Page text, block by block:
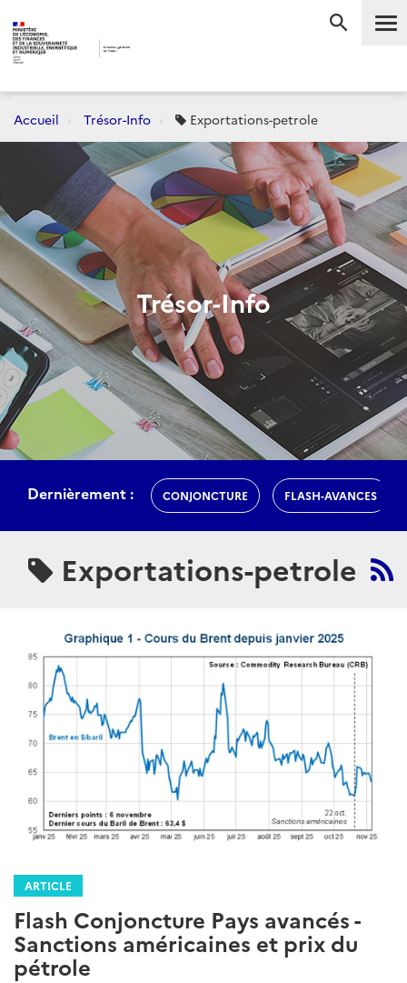
Accueil Trésor-Info Exportations-petrole
Trésor-Info
Dernièrement : CONJONCTURE FLASH-AVANCES
Exportations-petrole
ARTICLE
Flash Conjoncture Pays avancés -
Sanctions américaines et prix du
pétrole